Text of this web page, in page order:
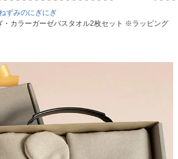
ずみのにぎにぎ
・カラーガーゼバスタオル2枚セット ※ラッピング